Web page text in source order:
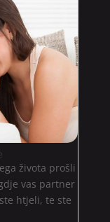
života prošli
vas partner
htjeli, te ste